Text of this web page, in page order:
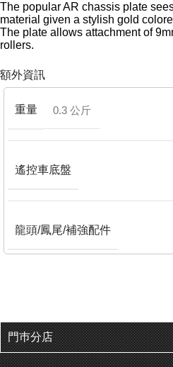
The popular AR chassis plate
material given a stylish gold
The plate allows attachment of
rollers.
額外資訊
重量 0.3 公斤
遙控車底盤
龍頭/鳳尾/補強配件
門巿分店